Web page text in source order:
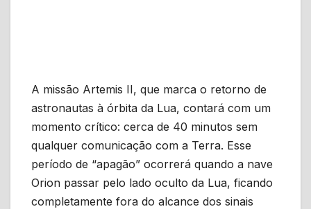
A missão Artemis II, que marca o retorno de
astronautas à órbita da Lua, contará com um
momento crítico: cerca de 40 minutos sem
qualquer comunicação com a Terra. Esse
período de “apagão” ocorrerá quando a nave
Orion passar pelo lado oculto da Lua, ficando
completamente fora do alcance dos sinais